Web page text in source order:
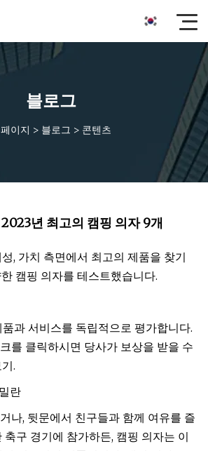
블로그
이지 > 블로그 > 콘텐츠
년 최고의 캠핑 의자 9개
, 가치 측면에서 최고의 제품을 찾기
캠핑 의자를 테스트했습니다.
과 서비스를 독립적으로 평가합니다.
를 클릭하시면 당사가 보상을 받을 수
.
란
나, 뒷문에서 친구들과 함께 여유를 즐
축구 경기에 참가하든, 캠핑 의자는 이